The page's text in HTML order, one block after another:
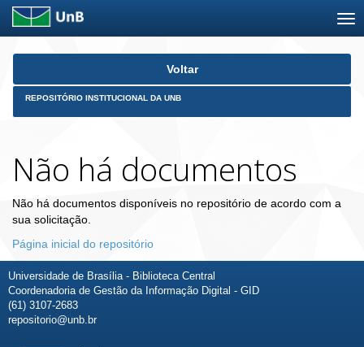
Skip
Voltar
REPOSITÓRIO INSTITUCIONAL DA UNB
Não há documentos
Não há documentos disponíveis no repositório de acordo com a
sua solicitação.
Página inicial do repositório
Universidade de Brasília - Biblioteca Central
Coordenadoria de Gestão da Informação Digital - GID
(61) 3107-2683
repositorio@unb.br